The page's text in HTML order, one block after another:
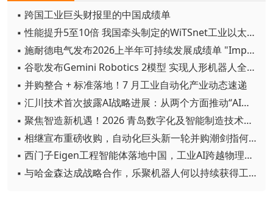
▪ 跨国工业巨头财报里的中国成绩单
▪ 性能提升5至10倍 我国牵头制定的WiTSnet工业以太网国际标准正式发布
▪ 施耐德电气发布2026上半年可持续发展成绩单 "Impact 2030"路线图开局稳健
▪ 谷歌发布Gemini Robotics 2模型 实现人形机器人全身智能控制突破
▪ 并购整合 + 标准落地！7 月工业自动化产业动态速递
▪ 汇川技术首次披露AI战略进展：从两个方面推动“AI业务化”落地
▪ 聚焦智造新机遇！2026 青岛数字化及智能制造技术论坛圆满落幕
▪ 相继宣布重磅收购，自动化巨头新一轮并购潮剑指何方？
▪ 西门子Eigen工程智能体落地中国，工业AI跨越物理世界“确定性”拐点
▪ 与哈金森达成战略合作，乐聚机器人何以持续获得工业巨头青睐？